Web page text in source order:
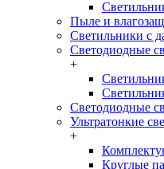
Пыле и
Светильники с
Светодиодные
+
Светодиодные
Ультратонкие
+
Круглые